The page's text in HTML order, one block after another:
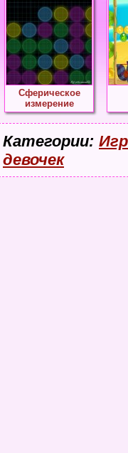
Сферическое
измерение
Категории:
девочек